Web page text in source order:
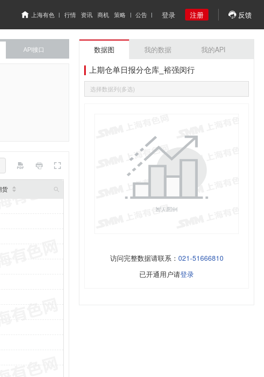
上海有色 行情 资讯 商机 策略 公告 登录 注册 反馈
API接口
货
数据图 我的数据 我的API
上期仓单日报分仓库_裕强闵行
选择数据列(多选)
访问完整数据请联系： 021-51666810
已开通用户请登录